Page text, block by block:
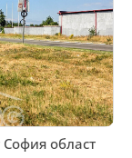
област